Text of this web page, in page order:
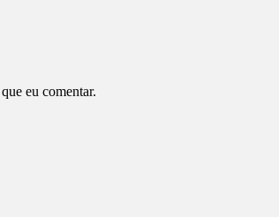
eu comentar.